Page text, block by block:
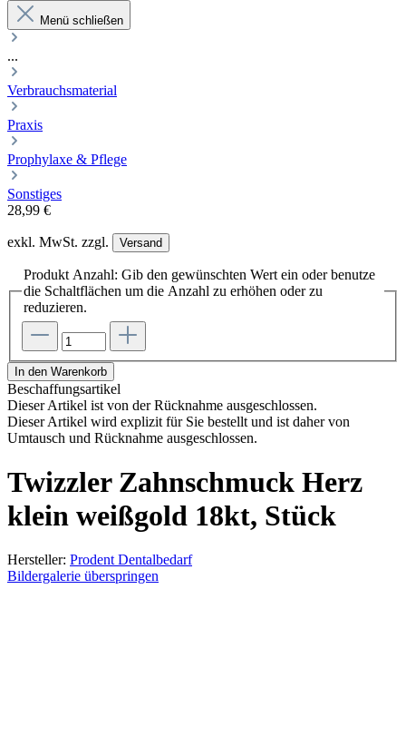
Menü schließen
...
Verbrauchsmaterial
Praxis
Prophylaxe & Pflege
Sonstiges
28,99 €
exkl. MwSt. zzgl. Versand
Produkt Anzahl: Gib den gewünschten Wert ein oder benutze
die Schaltflächen um die Anzahl zu erhöhen oder zu
reduzieren.
In den Warenkorb
Beschaffungsartikel
Dieser Artikel ist von der Rücknahme ausgeschlossen.
Dieser Artikel wird explizit für Sie bestellt und ist daher von
Umtausch und Rücknahme ausgeschlossen.
Twizzler Zahnschmuck Herz
klein weißgold 18kt, Stück
Hersteller: Prodent Dentalbedarf
Bildergalerie überspringen